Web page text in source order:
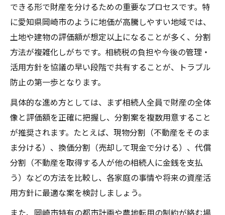
できる形で財産を分けるための重要なプロセスです。特
に愛知県岡崎市のように地価が高騰しやすい地域では、
土地や建物の評価額が想定以上になることが多く、分割
方法が複雑化しがちです。相続税の負担や今後の管理・
活用方針を協議の早い段階で共有することが、トラブル
防止の第一歩となります。
具体的な進め方としては、まず相続人全員で財産の全体
像と評価額を正確に把握し、分割案を複数用意すること
が推奨されます。たとえば、現物分割（不動産をそのま
ま分ける）、換価分割（売却して現金で分ける）、代償
分割（不動産を取得する人が他の相続人に金銭を支払
う）などの方法を比較し、各家庭の事情や将来の資産活
用方針に最適な案を検討しましょう。